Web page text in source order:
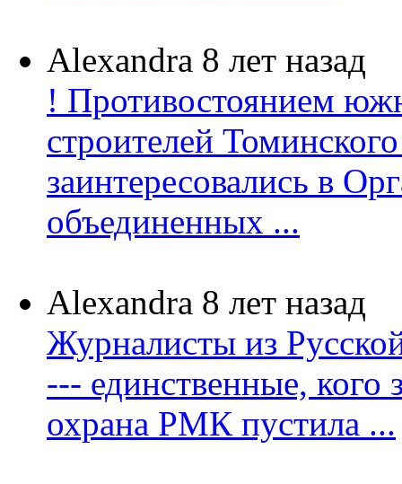
Alexandra 8 лет назад
! Противостоянием
строителей
заинтересовались в
объединенных ...
Alexandra 8 лет назад
Журналисты из
--- единственные, кого
охрана РМК пустила ...